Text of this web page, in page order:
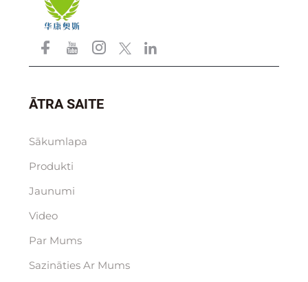
ĀTRA SAITE
Sākumlapa
Produkti
Jaunumi
Video
Par Mums
Sazināties Ar Mums